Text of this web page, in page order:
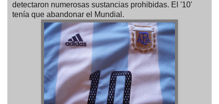
detectaron numerosas sustancias prohibidas. El '10'
tenía que abandonar el Mundial.